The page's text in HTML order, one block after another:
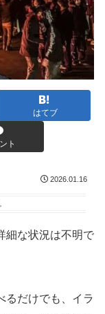
はてブ
ト
2026.01.16
細な状況は不明で
るだけでも、イラ